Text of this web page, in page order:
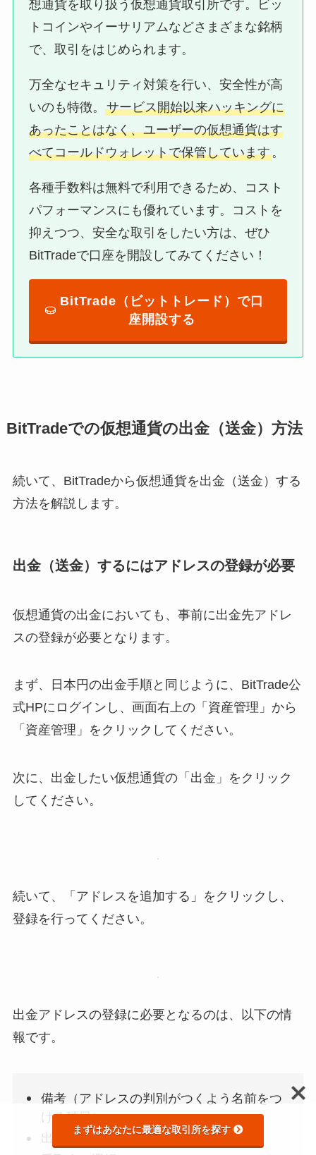
想通貨を取り扱う仮想通貨取引所です。ビッ
トコインやイーサリアムなどさまざまな銘柄
で、取引をはじめられます。
万全なセキュリティ対策を行い、安全性が高
いのも特徴。サービス開始以来ハッキングに
あったことはなく、ユーザーの仮想通貨はす
べてコールドウォレットで保管しています。
各種手数料は無料で利用できるため、コスト
パフォーマンスにも優れています。コストを
抑えつつ、安全な取引をしたい方は、ぜひ
BitTradeで口座を開設してみてください！
BitTrade（ビットトレード）で口
座開設する
BitTradeでの仮想通貨の出金（送金）方法
続いて、BitTradeから仮想通貨を出金（送金）する
方法を解説します。
出金（送金）するにはアドレスの登録が必要
仮想通貨の出金においても、事前に出金先アドレ
スの登録が必要となります。
まず、日本円の出金手順と同じように、BitTrade公
式HPにログインし、画面右上の「資産管理」から
「資産管理」をクリックしてください。
次に、出金したい仮想通貨の「出金」をクリック
してください。
続いて、「アドレスを追加する」をクリックし、
登録を行ってください。
出金アドレスの登録に必要となるのは、以下の情
報です。
備考（アドレスの判別がつくよう名前をつ
ける項目）
出金アドレス
まずはあなたに最適な取引所を探す